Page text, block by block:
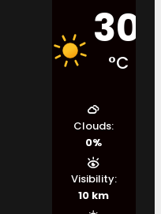
30
°C
Clouds:
0%
Visibility:
10 km